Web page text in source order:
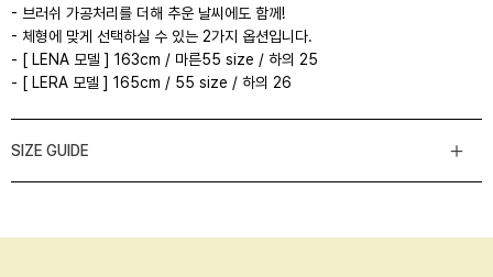
- 브러쉬 가공처리를 더해 추운 날씨에도 함께!
- 체형에 맞게 선택하실 수 있는 2가지 옵션입니다.
- [ LENA 모델 ] 163cm / 마른55 size / 하의 25
- [ LERA 모델 ] 165cm / 55 size / 하의 26
SIZE GUIDE